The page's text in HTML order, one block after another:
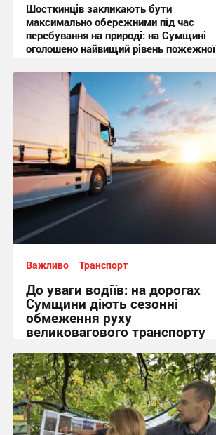
Шосткинців закликають бути
максимально обережними під час
перебування на природі: на Сумщині
оголошено найвищий рівень пожежної
небезпеки
10:27, 6.08.2026
Важливо Транспорт
До уваги водіїв: на дорогах
Сумщини діють сезонні
обмеження руху
великовагового транспорту
18:51, 3.08.2026